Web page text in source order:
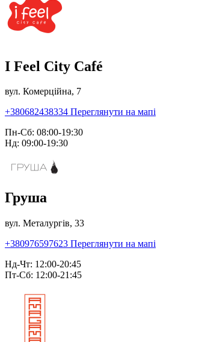
I Feel City Café
вул. Комерційна, 7
+380682438334 Переглянути на мапі
Пн-Сб: 08:00-19:30
Нд: 09:00-19:30
Груша
вул. Металургів, 33
+380976597623 Переглянути на мапі
Нд-Чт: 12:00-20:45
Пт-Сб: 12:00-21:45